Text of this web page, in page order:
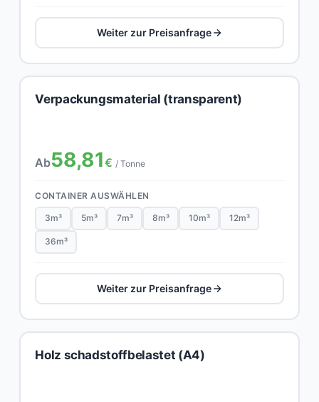
Weiter zur Preisanfrage
Verpackungsmaterial (transparent)
Ab58,81€ / Tonne
CONTAINER AUSWÄHLEN
3m³ 5m³ 7m³ 8m³ 10m³ 12m³
36m³
Weiter zur Preisanfrage
Holz schadstoffbelastet (A4)